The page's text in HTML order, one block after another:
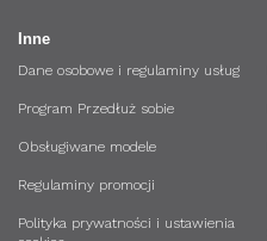
Inne
Dane osobowe i regulaminy usług
Program Przedłuż sobie
Obsługiwane modele
Regulaminy promocji
Polityka prywatności i ustawienia